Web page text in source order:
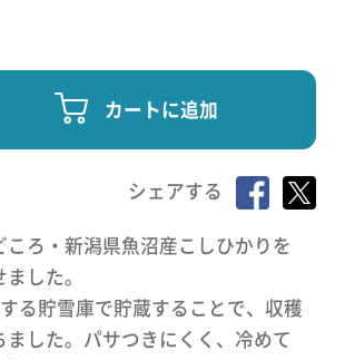
カートに追加
シェアする
ころ・新潟県魚沼産こしひかりを
した。
る貯雪庫で貯蔵することで、収穫
ました。パサつきにくく、冷めて